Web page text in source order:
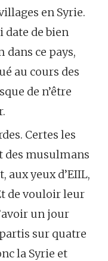
en Syrie.
date de bien
dans ce pays,
au cours des
de n’être
Certes les
des musulmans
yeux d’EIIL,
de vouloir leur
un jour
sur quatre
la Syrie et